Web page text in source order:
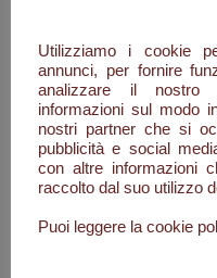
prodotti FragrArt
prima di origine
sodio laureth solfato,
formaldeide cessa,
dea.
esperienza di un
Utilizziamo i cookie
annunci, per fornire
analizzare il nostro
informazioni sul modo
nostri partner che si
pubblicità e social
con altre informazioni
raccolto dal suo utilizzo
Puoi leggere la cookie